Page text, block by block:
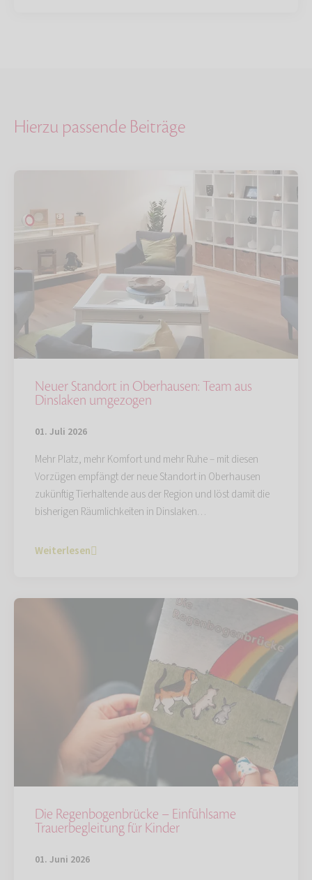
Hierzu passende Beiträge
Neuer Standort in Oberhausen: Team aus
Dinslaken umgezogen
01. Juli 2026
Mehr Platz, mehr Komfort und mehr Ruhe – mit diesen
Vorzügen empfängt der neue Standort in Oberhausen
zukünftig Tierhaltende aus der Region und löst damit die
bisherigen Räumlichkeiten in Dinslaken…
Weiterlesen
Die Regenbogenbrücke – Einfühlsame
Trauerbegleitung für Kinder
01. Juni 2026